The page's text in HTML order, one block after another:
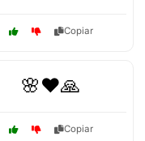
Copiar
🌸❤️🙏
Copiar